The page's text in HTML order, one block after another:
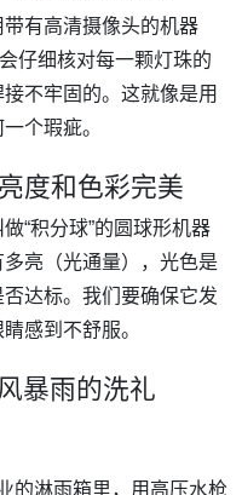
有高清摄像头的机器
仔细核对每一颗灯珠的
不牢固的。这就像是用
个瑕疵。
度和色彩完美
“积分球”的圆球形机器
亮（光通量），光色是
达标。我们要确保它发
感到不舒服。
暴雨的洗礼
的淋雨箱里，用高压水枪